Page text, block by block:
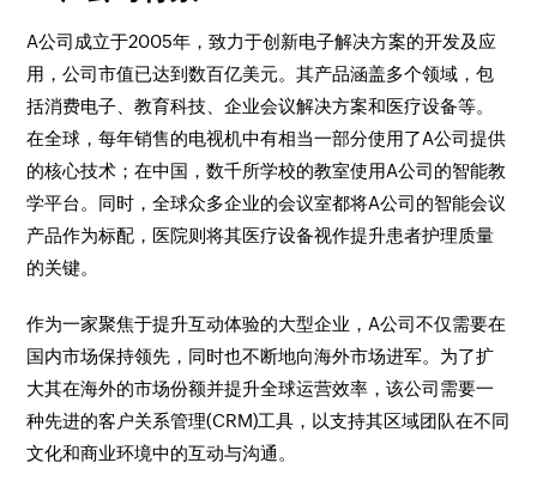
A公司成立于2005年，致力于创新电子解决方案的开发及应
用，公司市值已达到数百亿美元。其产品涵盖多个领域，包
括消费电子、教育科技、企业会议解决方案和医疗设备等。
在全球，每年销售的电视机中有相当一部分使用了A公司提供
的核心技术；在中国，数千所学校的教室使用A公司的智能教
学平台。同时，全球众多企业的会议室都将A公司的智能会议
产品作为标配，医院则将其医疗设备视作提升患者护理质量
的关键。
作为一家聚焦于提升互动体验的大型企业，A公司不仅需要在
国内市场保持领先，同时也不断地向海外市场进军。为了扩
大其在海外的市场份额并提升全球运营效率，该公司需要一
种先进的客户关系管理(CRM)工具，以支持其区域团队在不同
文化和商业环境中的互动与沟通。